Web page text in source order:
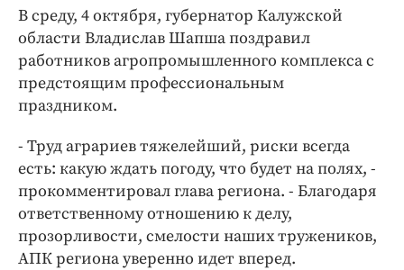
ПРОЕКТЫ
Блоги
Медиаперсона
Клиника года
Бренд года
Работодатель года
В среду, 4 октября, губернатор Калужской
области Владислав Шапша поздравил
работников агропромышленного комплекса с
предстоящим профессиональным
праздником.
- Труд аграриев тяжелейший, риски всегда
есть: какую ждать погоду, что будет на полях, -
прокомментировал глава региона. - Благодаря
ответственному отношению к делу,
прозорливости, смелости наших тружеников,
АПК региона уверенно идет вперед.